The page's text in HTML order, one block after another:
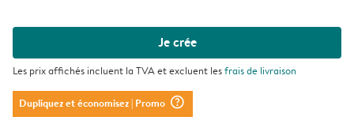
Je crée
Les prix affichés incluent la TVA et excluent lesfrais de livraison
Dupliquez et économisez| Promo question_mark_circle